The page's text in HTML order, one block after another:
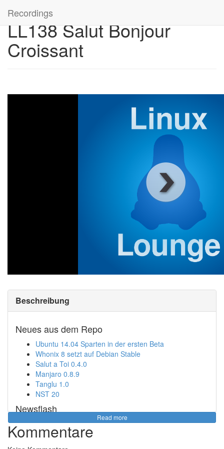
Recordings
LL138 Salut Bonjour
Croissant
Beschreibung
Neues aus dem Repo
Ubuntu 14.04 Sparten in der ersten Beta
Whonix 8 setzt auf Debian Stable
Salut a Toi 0.4.0
Manjaro 0.8.9
Tanglu 1.0
NST 20
Newsflash
Numix kündigt neue Distro an
FirefoxOS 1.3 für Entwickler freigegeben
Read more
Kommentare